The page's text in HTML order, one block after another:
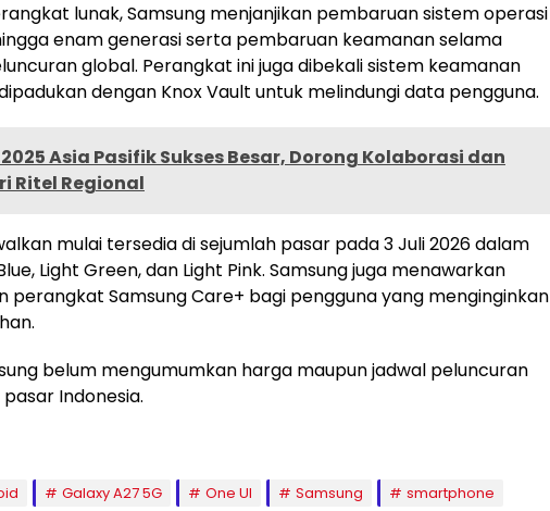
lunak, Samsung menjanjikan pembaruan sistem operasi
enam generasi serta pembaruan keamanan selama
global. Perangkat ini juga dibekali sistem keamanan
dengan Knox Vault untuk melindungi data pengguna.
2025 Asia Pasifik Sukses Besar, Dorong Kolaborasi dan
Ritel Regional
mulai tersedia di sejumlah pasar pada 3 Juli 2026 dalam
Light Green, dan Light Pink. Samsung juga menawarkan
perangkat Samsung Care+ bagi pengguna yang menginginkan
belum mengumumkan harga maupun jadwal peluncuran
Indonesia.
Galaxy A27 5G One UI Samsung
smartphone